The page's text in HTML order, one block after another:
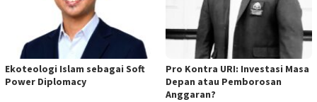
Ekoteologi Islam sebagai Soft
Power Diplomacy
Pro Kontra URI: Investasi Masa
Depan atau Pemborosan
Anggaran?